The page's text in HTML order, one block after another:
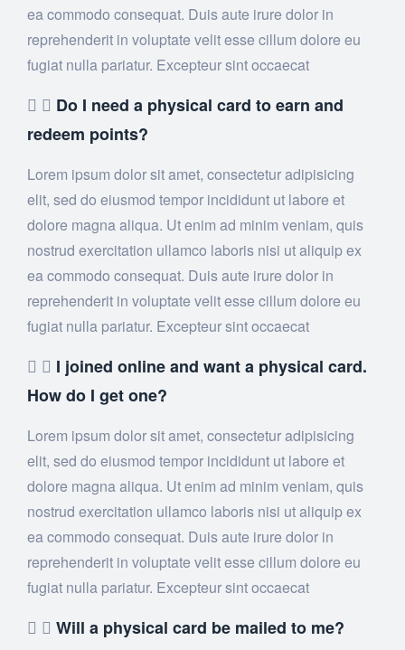
ea commodo consequat. Duis aute irure dolor in
reprehenderit in voluptate velit esse cillum dolore eu
fugiat nulla pariatur. Excepteur sint occaecat
Do I need a physical card to earn and
redeem points?
Lorem ipsum dolor sit amet, consectetur adipisicing
elit, sed do eiusmod tempor incididunt ut labore et
dolore magna aliqua. Ut enim ad minim veniam, quis
nostrud exercitation ullamco laboris nisi ut aliquip ex
ea commodo consequat. Duis aute irure dolor in
reprehenderit in voluptate velit esse cillum dolore eu
fugiat nulla pariatur. Excepteur sint occaecat
I joined online and want a physical card.
How do I get one?
Lorem ipsum dolor sit amet, consectetur adipisicing
elit, sed do eiusmod tempor incididunt ut labore et
dolore magna aliqua. Ut enim ad minim veniam, quis
nostrud exercitation ullamco laboris nisi ut aliquip ex
ea commodo consequat. Duis aute irure dolor in
reprehenderit in voluptate velit esse cillum dolore eu
fugiat nulla pariatur. Excepteur sint occaecat
Will a physical card be mailed to me?